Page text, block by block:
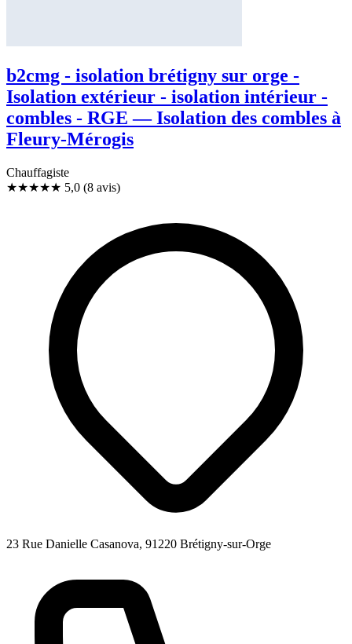
b2cmg - isolation brétigny sur orge -
Isolation extérieur - isolation intérieur -
combles - RGE — Isolation des combles à
Fleury-Mérogis
Chauffagiste
★★★★★ 5,0 (8 avis)
23 Rue Danielle Casanova, 91220 Brétigny-sur-Orge